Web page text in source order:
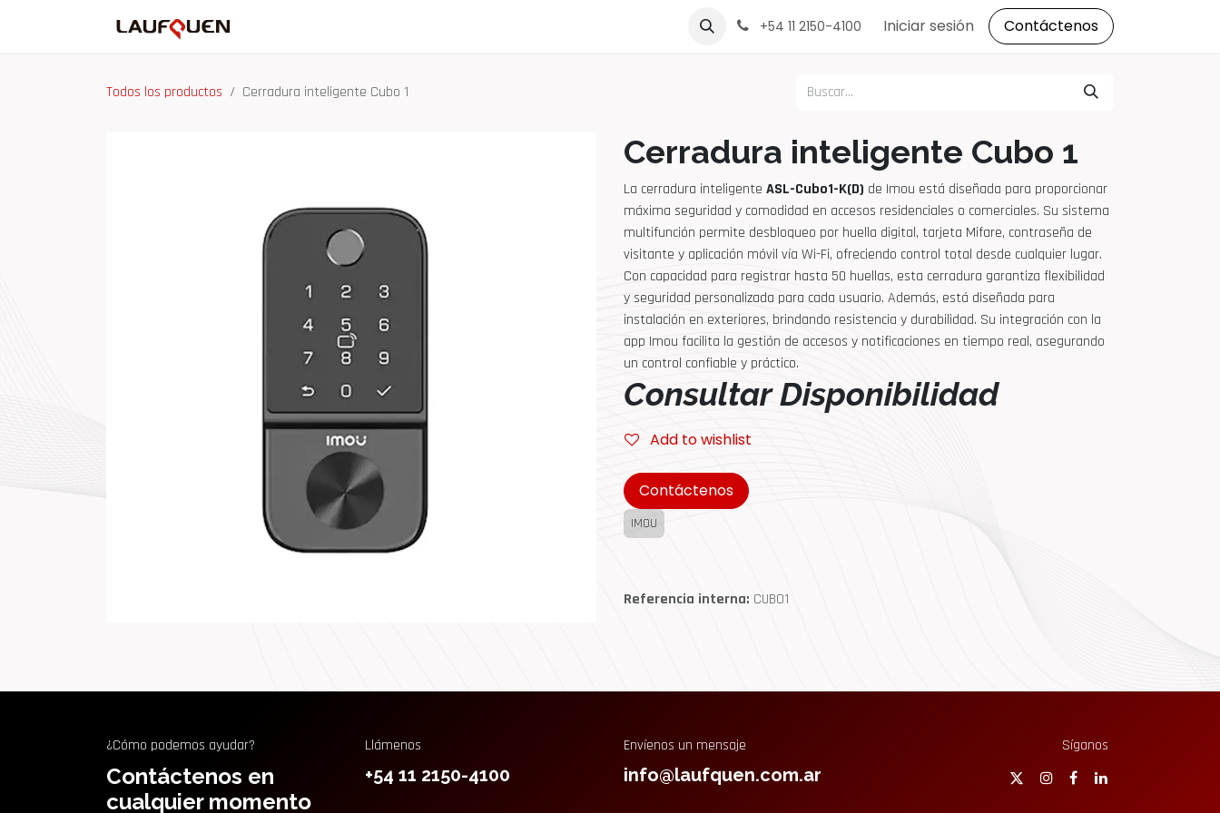
Lista de Precios
+54 11 2150-4100 Iniciar sesión Contáctenos
Todos los productos Cerradura inteligente Cubo 1
Cerradura inteligente Cubo 1
La cerradura inteligente ASL-Cubo1-K(D) de Imou está diseñada para proporcionar
máxima seguridad y comodidad en accesos residenciales o comerciales. Su sistema
multifunción permite desbloqueo por huella digital, tarjeta Mifare, contraseña de
visitante y aplicación móvil vía Wi-Fi, ofreciendo control total desde cualquier lugar.
Con capacidad para registrar hasta 50 huellas, esta cerradura garantiza flexibilidad
y seguridad personalizada para cada usuario. Además, está diseñada para
instalación en exteriores, brindando resistencia y durabilidad. Su integración con la
app Imou facilita la gestión de accesos y notificaciones en tiempo real, asegurando
un control confiable y práctico.
Consultar Disponibilidad
Add to wishlist
Contáctenos
IMOU
Referencia interna: CUBO1
¿Cómo podemos ayudar?
Contáctenos en
cualquier momento
Llámenos
+54 11 2150-4100
Envíenos un mensaje
info@laufquen.com.ar
Síganos